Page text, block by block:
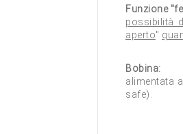
Funzione
possibilità
aperto"
Bobina:
alimentata
safe).